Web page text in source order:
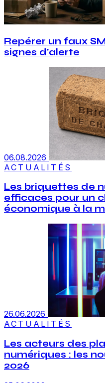
Repérer un faux
signes d'alerte
06.08.2026
ACTUALITÉS
Les briquettes de
efficaces pour un
économique à la
26.06.2026
ACTUALITÉS
Les acteurs des
numériques : les
2026